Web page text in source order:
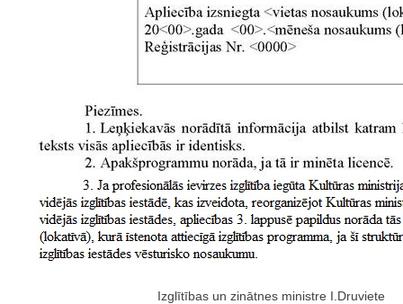
Izglītības un zinātnes ministre I.Druviete